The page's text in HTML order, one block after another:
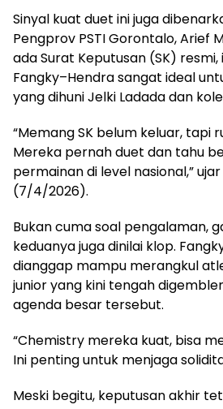
Sinyal kuat duet ini juga
Pengprov PSTI Gorontalo, Arief
ada Surat Keputusan (SK)
Fangky–Hendra sangat ideal
yang dihuni Jelki Ladada dan
“Memang SK belum keluar, tapi
Mereka pernah duet dan tahu
permainan di level nasional,”
(7/4/2026).
Bukan cuma soal pengalaman,
keduanya juga dinilai klop.
dianggap mampu merangkul
junior yang kini tengah
agenda besar tersebut.
“Chemistry mereka kuat, bisa
Ini penting untuk menjaga
Meski begitu, keputusan akhir